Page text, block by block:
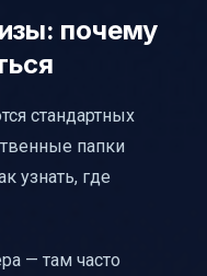
почему
стандартных
папки
узнать, где
— там часто